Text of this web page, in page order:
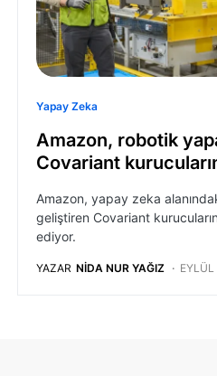
Yapay Zeka
Amazon, robotik
Covariant
Amazon, yapay zeka
geliştiren Covariant
ediyor.
YAZAR NIDA NUR YAĞIZ